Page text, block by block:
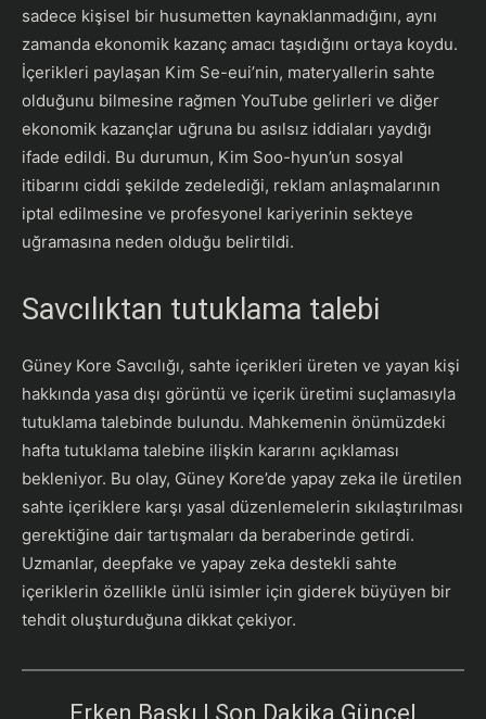
sadece kişisel bir husumetten kaynaklanmadığını, aynı
zamanda ekonomik kazanç amacı taşıdığını ortaya koydu.
İçerikleri paylaşan Kim Se-eui’nin, materyallerin sahte
olduğunu bilmesine rağmen YouTube gelirleri ve diğer
ekonomik kazançlar uğruna bu asılsız iddiaları yaydığı
ifade edildi. Bu durumun, Kim Soo-hyun’un sosyal
itibarını ciddi şekilde zedelediği, reklam anlaşmalarının
iptal edilmesine ve profesyonel kariyerinin sekteye
uğramasına neden olduğu belirtildi.
Savcılıktan tutuklama talebi
Güney Kore Savcılığı, sahte içerikleri üreten ve yayan kişi
hakkında yasa dışı görüntü ve içerik üretimi suçlamasıyla
tutuklama talebinde bulundu. Mahkemenin önümüzdeki
hafta tutuklama talebine ilişkin kararını açıklaması
bekleniyor. Bu olay, Güney Kore’de yapay zeka ile üretilen
sahte içeriklere karşı yasal düzenlemelerin sıkılaştırılması
gerektiğine dair tartışmaları da beraberinde getirdi.
Uzmanlar, deepfake ve yapay zeka destekli sahte
içeriklerin özellikle ünlü isimler için giderek büyüyen bir
tehdit oluşturduğuna dikkat çekiyor.
Erken Baskı | Son Dakika Güncel